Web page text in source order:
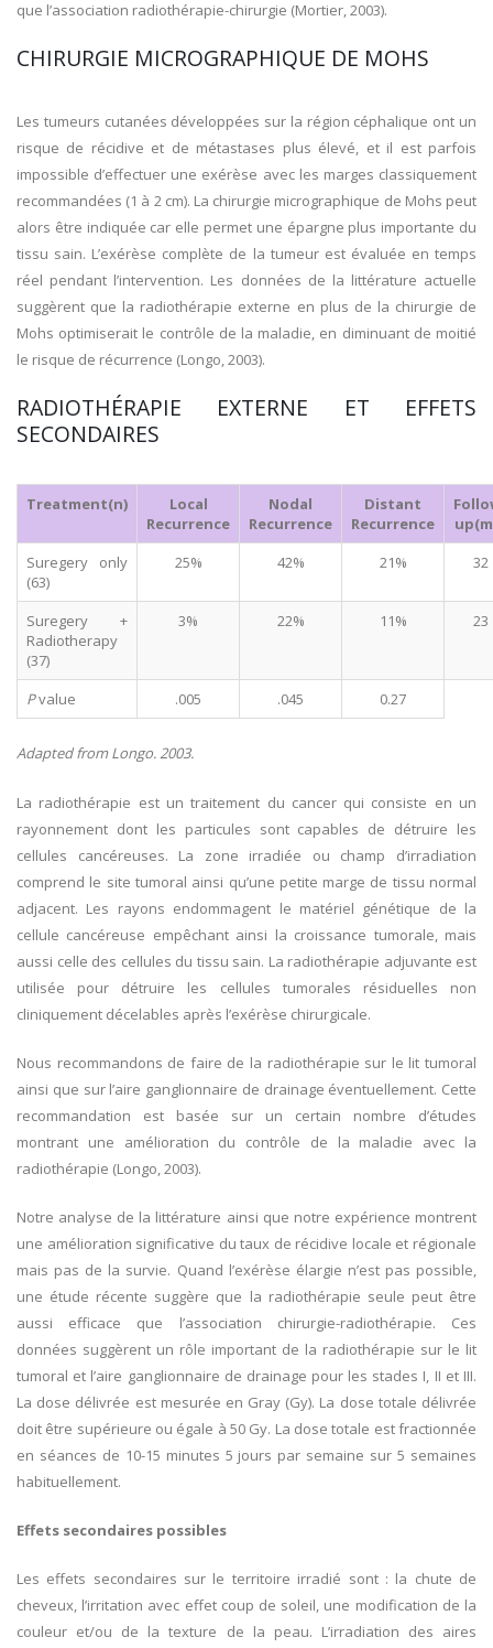
que l’association radiothérapie-chirurgie (Mortier, 2003).
CHIRURGIE MICROGRAPHIQUE DE MOHS
Les tumeurs cutanées développées sur la région céphalique ont un
risque de récidive et de métastases plus élevé, et il est parfois
impossible d’effectuer une exérèse avec les marges classiquement
recommandées (1 à 2 cm). La chirurgie micrographique de Mohs peut
alors être indiquée car elle permet une épargne plus importante du
tissu sain. L’exérèse complète de la tumeur est évaluée en temps
réel pendant l’intervention. Les données de la littérature actuelle
suggèrent que la radiothérapie externe en plus de la chirurgie de
Mohs optimiserait le contrôle de la maladie, en diminuant de moitié
le risque de récurrence (Longo, 2003).
RADIOTHÉRAPIE EXTERNE ET EFFETS
SECONDAIRES
Treatment(n)
Local
Recurrence
Nodal
Recurrence
Distant
Recurrence
Suregery only
(63)
25% 42% 21% 32
Suregery +
Radiotherapy
(37)
3% 22% 11% 23
Pvalue .005 .045 0.27
Adapted from Longo. 2003.
La radiothérapie est un traitement du cancer qui consiste en un
rayonnement dont les particules sont capables de détruire les
cellules cancéreuses. La zone irradiée ou champ d’irradiation
comprend le site tumoral ainsi qu’une petite marge de tissu normal
adjacent. Les rayons endommagent le matériel génétique de la
cellule cancéreuse empêchant ainsi la croissance tumorale, mais
aussi celle des cellules du tissu sain. La radiothérapie adjuvante est
utilisée pour détruire les cellules tumorales résiduelles non
cliniquement décelables après l’exérèse chirurgicale.
Nous recommandons de faire de la radiothérapie sur le lit tumoral
ainsi que sur l’aire ganglionnaire de drainage éventuellement. Cette
recommandation est basée sur un certain nombre d’études
montrant une amélioration du contrôle de la maladie avec la
radiothérapie (Longo, 2003).
Notre analyse de la littérature ainsi que notre expérience montrent
une amélioration significative du taux de récidive locale et régionale
mais pas de la survie. Quand l’exérèse élargie n’est pas possible,
une étude récente suggère que la radiothérapie seule peut être
aussi efficace que l’association chirurgie-radiothérapie. Ces
données suggèrent un rôle important de la radiothérapie sur le lit
tumoral et l’aire ganglionnaire de drainage pour les stades I, II et III.
La dose délivrée est mesurée en Gray (Gy). La dose totale délivrée
doit être supérieure ou égale à 50 Gy. La dose totale est fractionnée
en séances de 10-15 minutes 5 jours par semaine sur 5 semaines
habituellement.
Effets secondaires possibles
Les effets secondaires sur le territoire irradié sont : la chute de
cheveux, l’irritation avec effet coup de soleil, une modification de la
couleur et/ou de la texture de la peau. L’irradiation des aires